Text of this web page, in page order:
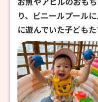
り、ビニールプール
に遊んでいた子どもた